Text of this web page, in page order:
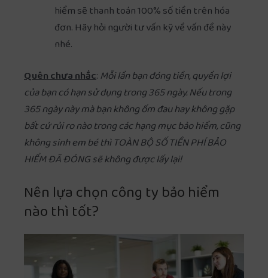
hiểm sẽ thanh toán 100% số tiền trên hóa
đơn. Hãy hỏi người tư vấn kỹ về vấn đề này
nhé.
Quên chưa nhắc:Mỗi lần bạn đóng tiền, quyền lợi
của bạn có hạn sử dụng trong 365 ngày. Nếu trong
365 ngày này mà bạn không ốm đau hay không gặp
bất cứ rủi ro nào trong các hạng mục bảo hiểm, cũng
không sinh em bé thì TOÀN BỘ SỐ TIỀN PHÍ BẢO
HIỂM ĐÃ ĐÓNG sẽ không được lấy lại!
Nên lựa chọn công ty bảo hiểm
nào thì tốt?